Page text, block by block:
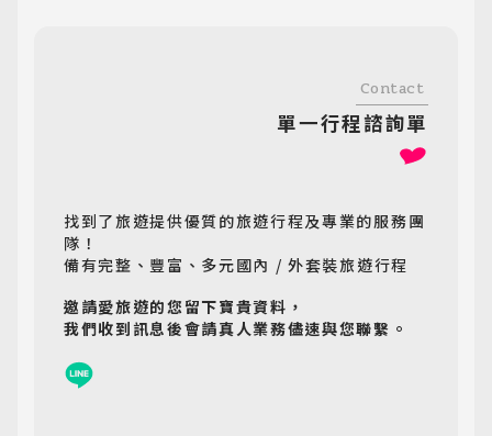
找到了旅遊提供優質的旅遊行程及專業的服務團
隊！
備有完整、豐富、多元國內 / 外套裝旅遊行程
邀請愛旅遊的您留下寶貴資料，
我們收到訊息後會請真人業務儘速與您聯繫。
Contact
單一行程諮詢單